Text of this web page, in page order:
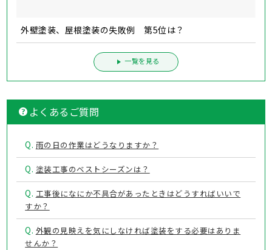
外壁塗装、屋根塗装の失敗例 第5位は？
一覧を見る
よくあるご質問
Q. 雨の日の作業はどうなりますか？
Q. 塗装工事のベストシーズンは？
Q. 工事後になにか不具合があったときはどうすればいいで
すか？
Q. 外観の見映えを気にしなければ塗装をする必要はありま
せんか？